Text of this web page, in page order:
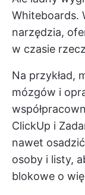
Whiteboards.
narzędzia,
w czasie
Na przykład,
mózgów i
ClickUp i
nawet
osoby i listy,
blokowe o